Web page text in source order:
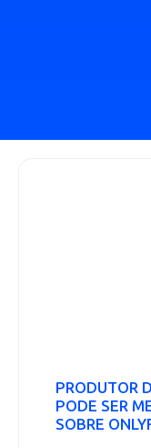
PRODUTOR
PODE SER
SOBRE